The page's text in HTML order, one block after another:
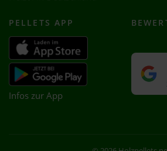
PELLETS APP
Infos zur App